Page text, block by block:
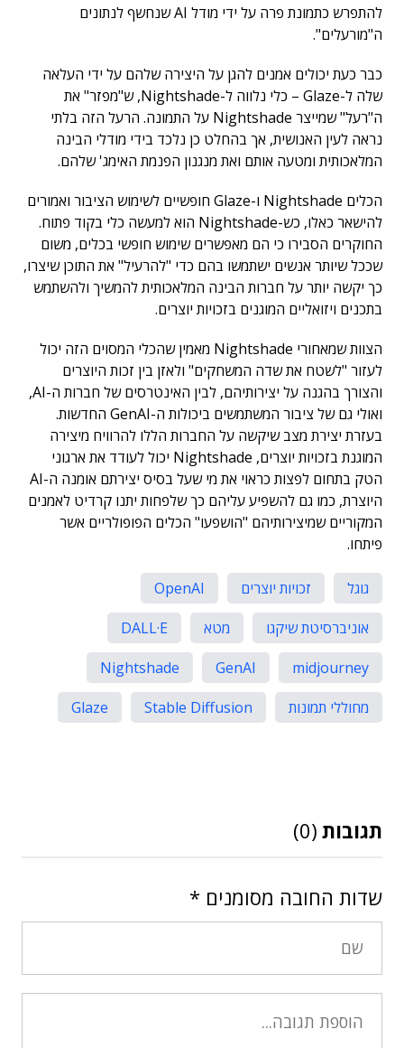
להתפרש כתמונת פרה על ידי מודל AI שנחשף לנתונים
ה"מורעלים".
כבר כעת יכולים אמנים להגן על היצירה שלהם על ידי העלאה
שלה ל-Glaze – כלי נלווה ל-Nightshade, ש"מפזר" את
ה"רעל" שמייצר Nightshade על התמונה. הרעל הזה בלתי
נראה לעין האנושית, אך בהחלט כן נלכד בידי מודלי הבינה
המלאכותית ומטעה אותם ואת מנגנון הפנמת האימג' שלהם.
הכלים Nightshade ו-Glaze חופשיים לשימוש הציבור ואמורים
להישאר כאלו, כש-Nightshade הוא למעשה כלי בקוד פתוח.
החוקרים הסבירו כי הם מאפשרים שימוש חופשי בכלים, משום
שככל שיותר אנשים ישתמשו בהם כדי "להרעיל" את התוכן שיצרו,
כך יקשה יותר על חברות הבינה המלאכותית להמשיך ולהשתמש
בתכנים ויזואליים המוגנים בזכויות יוצרים.
הצוות שמאחורי Nightshade מאמין שהכלי המסוים הזה יכול
לעזור "לשטח את שדה המשחקים" ולאזן בין זכות היוצרים
והצורך בהגנה על יצירותיהם, לבין האינטרסים של חברות ה-AI,
ואולי גם של ציבור המשתמשים ביכולות ה-GenAI החדשות.
בעזרת יצירת מצב שיקשה על החברות הללו להרוויח מיצירה
המוגנת בזכויות יוצרים, Nightshade יכול לעודד את ארגוני
הטק בתחום לפצות כראוי את מי שעל בסיס יצירתם אומנה ה-AI
היוצרת, כמו גם להשפיע עליהם כך שלפחות יתנו קרדיט לאמנים
המקוריים שמיצירותיהם "הושפעו" הכלים הפופולריים אשר
פיתחו.
גוגל זכויות יוצרים
OpenAI
אוניברסיטת שיקגו
מטא
DALL·E
midjourney
GenAI
Nightshade
מחוללי תמונות
Stable Diffusion
Glaze
תגובות (0)
שדות החובה מסומנים *